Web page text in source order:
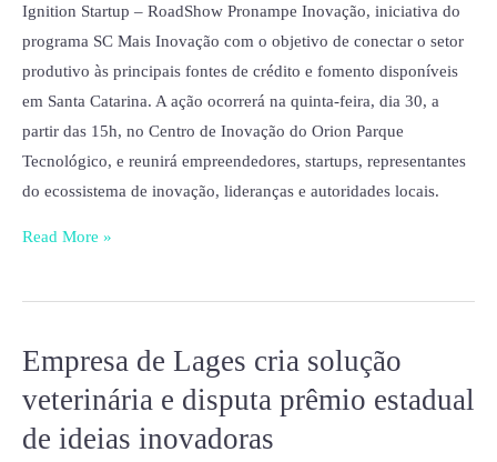
Ignition Startup – RoadShow Pronampe Inovação, iniciativa do
programa SC Mais Inovação com o objetivo de conectar o setor
produtivo às principais fontes de crédito e fomento disponíveis
em Santa Catarina. A ação ocorrerá na quinta-feira, dia 30, a
partir das 15h, no Centro de Inovação do Orion Parque
Tecnológico, e reunirá empreendedores, startups, representantes
do ecossistema de inovação, lideranças e autoridades locais.
de
Lages
Read More »
Empresa de Lages cria solução
veterinária e disputa prêmio estadual
de ideias inovadoras
Empresa
Lages
cria